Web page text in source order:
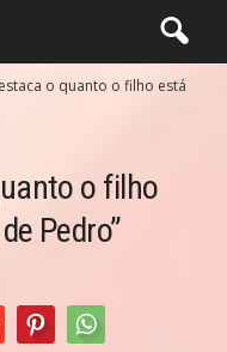
o quanto o filho está
o filho
Pedro”